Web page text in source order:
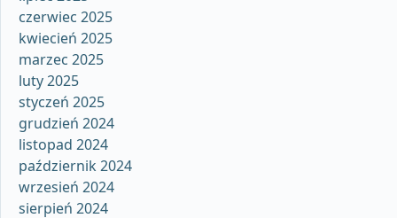
czerwiec 2025
kwiecień 2025
marzec 2025
luty 2025
styczeń 2025
grudzień 2024
listopad 2024
październik 2024
wrzesień 2024
sierpień 2024